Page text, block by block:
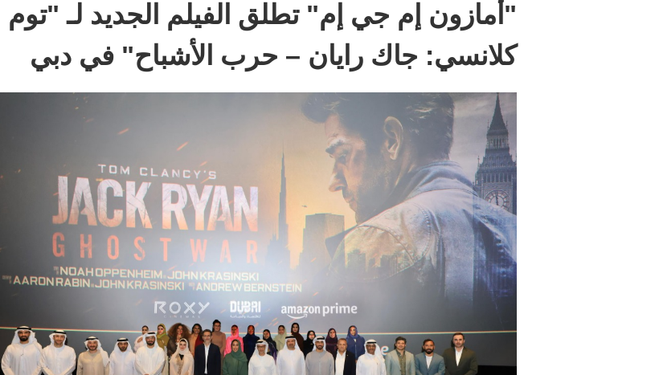
"أمازون إم جي إم" تطلق الفيلم الجديد لـ "توم
كلانسي: جاك رايان – حرب الأشباح" في دبي